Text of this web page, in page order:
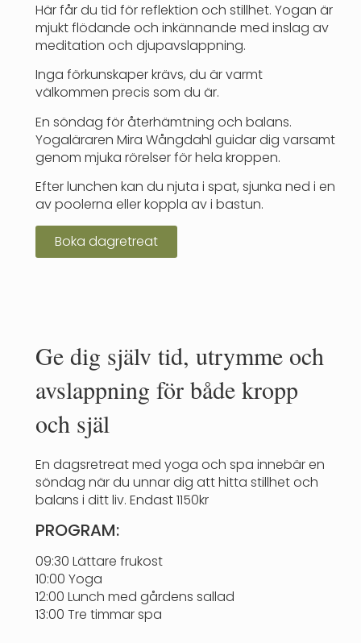
Här får du tid för reflektion och stillhet. Yogan är
mjukt flödande och inkännande med inslag av
meditation och djupavslappning.
Inga förkunskaper krävs, du är varmt
välkommen precis som du är.
En söndag för återhämtning och balans.
Yogaläraren Mira Wångdahl guidar dig varsamt
genom mjuka rörelser för hela kroppen.
Efter lunchen kan du njuta i spat, sjunka ned i en
av poolerna eller koppla av i bastun.
Boka dagretreat
Ge dig själv tid, utrymme och
avslappning för både kropp
och själ
En dagsretreat med yoga och spa innebär en
söndag när du unnar dig att hitta stillhet och
balans i ditt liv. Endast 1150kr
PROGRAM:
09:30 Lättare frukost
10:00 Yoga
12:00 Lunch med gårdens sallad
13:00 Tre timmar spa